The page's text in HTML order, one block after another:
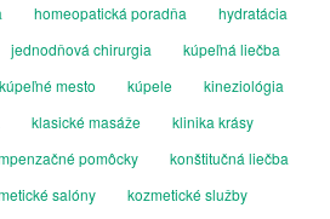
homeopatická poradňa
hydratácia
jednodňová chirurgia
kúpeľná liečba
kúpeľné mesto kúpele
kineziológia
klasické masáže
klinika krásy
pomôcky
konštitučná liečba
salóny
kozmetické služby